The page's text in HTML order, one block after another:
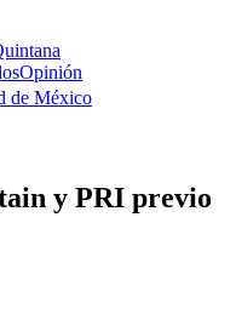
Opinión
de México
y PRI previo